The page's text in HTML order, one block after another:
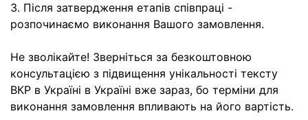
3. Після затвердження етапів співпраці -
розпочинаємо виконання Вашого замовлення.
Не зволікайте! Зверніться за безкоштовною
консультацією з підвищення унікальності тексту
ВКР в Україні в Україні вже зараз, бо терміни для
виконання замовлення впливають на його вартість.